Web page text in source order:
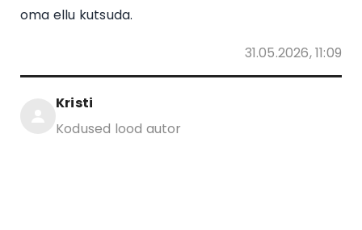
oma ellu kutsuda.
31.05.2026, 11:09
Kristi
Kodused lood autor